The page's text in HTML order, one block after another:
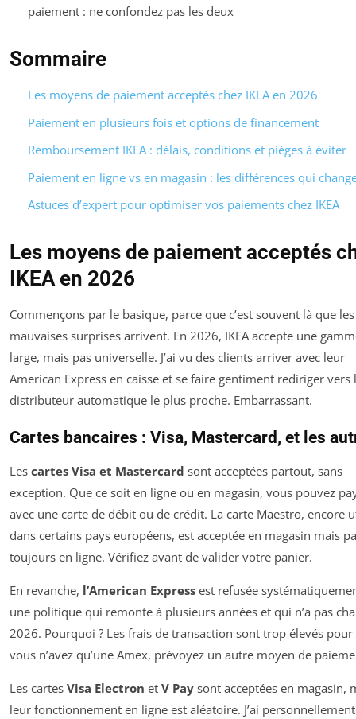
paiement : ne confondez pas les deux
Sommaire
Les moyens de paiement acceptés chez IKEA en 2026
Paiement en plusieurs fois et options de financement
Remboursement IKEA : délais, conditions et pièges à éviter
Paiement en ligne vs en magasin : les différences qui
Astuces d’expert pour optimiser vos paiements chez IKEA
Les moyens de paiement acceptés
IKEA en 2026
Commençons par le basique, parce que c’est souvent là que les
mauvaises surprises arrivent. En 2026, IKEA accepte une
large, mais pas universelle. J’ai vu des clients arriver avec leur
American Express en caisse et se faire gentiment rediriger vers
distributeur automatique le plus proche. Embarrassant.
Cartes bancaires : Visa, Mastercard, et les
Les cartes Visa et Mastercard sont acceptées partout, sans
exception. Que ce soit en ligne ou en magasin, vous pouvez
avec une carte de débit ou de crédit. La carte Maestro, encore
dans certains pays européens, est acceptée en magasin mais
toujours en ligne. Vérifiez avant de valider votre panier.
En revanche, l’American Express est refusée
une politique qui remonte à plusieurs années et qui n’a pas
2026. Pourquoi ? Les frais de transaction sont trop élevés pour
vous n’avez qu’une Amex, prévoyez un autre moyen de
Les cartes Visa Electron et V Pay sont acceptées en magasin,
leur fonctionnement en ligne est aléatoire. J’ai